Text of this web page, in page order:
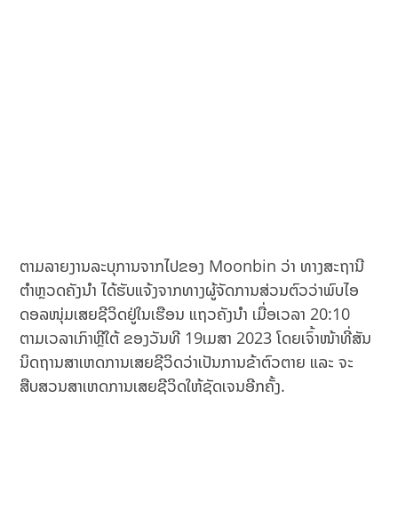
ຕາມລາຍງານລະບຸການຈາກໄປຂອງ Moonbin ວ່າ ທາງສະຖານີ
ຕຳຫຼວດຄັງນຳ ໄດ້ຮັບແຈ້ງຈາກທາງຜູ້ຈັດການສ່ວນຕົວວ່າພົບໄອ
ດອລໜຸ່ມເສຍຊີວິດຢູ່ໃນເຮືອນ ແຖວຄັງນຳ ເມື່ອເວລາ 20:10
ຕາມເວລາເກົາຫຼີໃຕ້ ຂອງວັນທີ 19​ເມສາ 2023 ໂດຍເຈົ້າໜ້າທີ່ສັນ
ນິດຖານສາເຫດການເສຍຊີວິດວ່າເປັນການຂ້າຕົວຕາຍ ແລະ ຈະ
ສືບສວນສາເຫດການເສຍຊີວິດໃຫ້ຊັດເຈນອີກຄັ້ງ.